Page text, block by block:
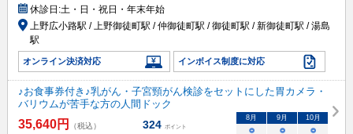
休診日:土・日・祝日・年末年始
上野広小路駅 / 上野御徒町駅 / 仲御徒町駅 / 御徒町駅 / 新御徒町駅 / 湯島
駅
オンライン決済対応 インボイス制度に対応
♪お食事券付き♪乳がん・子宮頸がん検診をセットにした胃カメラ・
バリウムが苦手な方の人間ドック
35,640円 （税込） 324 ポイント
8 月 9 月 10月
○ ○ ○